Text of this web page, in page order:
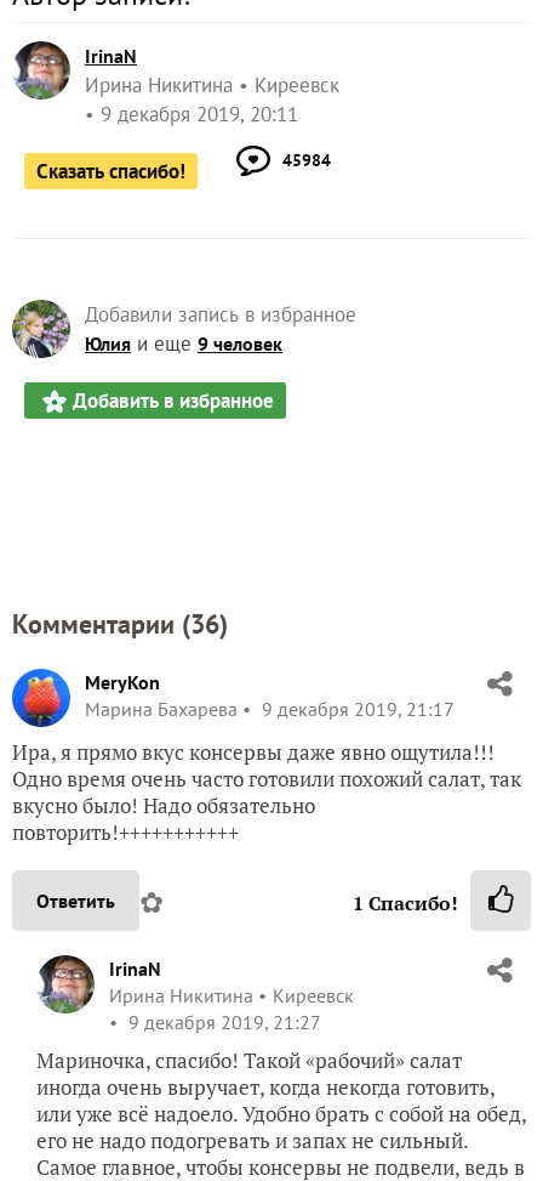
IrinaN
Ирина Никитина
Киреевск
9 декабря 2019, 20:11
Сказать спасибо! 45984
Добавили запись в избранное
Юлия и еще 9 человек
Добавить в избранное
Комментарии (36)
MeryKon
Марина Бахарева
9 декабря 2019, 21:17
Ира, я прямо вкус консервы даже явно ощутила!!!
Одно время очень часто готовили похожий салат, так
вкусно было! Надо обязательно
повторить!+++++++++++
Ответить ✿ 1 Спасибо!
IrinaN
Ирина Никитина
Киреевск
9 декабря 2019, 21:27
Мариночка, спасибо! Такой «рабочий» салат
иногда очень выручает, когда некогда готовить,
или уже всё надоело. Удобно брать с собой на обед,
его не надо подогревать и запах не сильный.
Самое главное, чтобы консервы не подвели, ведь в